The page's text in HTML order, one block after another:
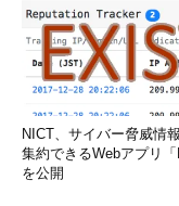
NICT、サイバー脅威情
集約できるWebアプリ「
を公開